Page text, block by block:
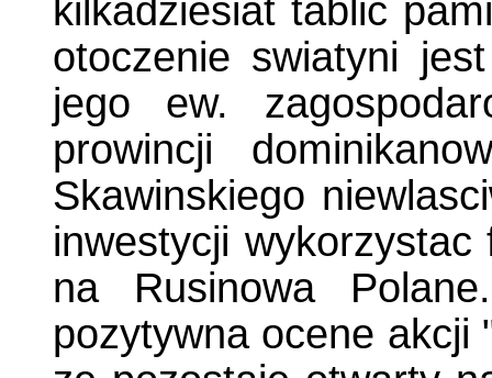
kilkadziesiat tablic
otoczenie swiatyni
jego ew.
prowincji
Skawinskiego
inwestycji
na Rusinowa
pozytywna ocene akcji